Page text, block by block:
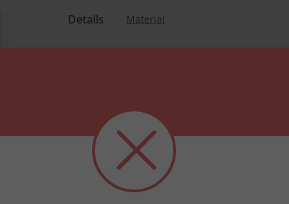
Details Material
Informationen zum Produkt
breites, extraweiches Bündchen
verstärkte Ferse